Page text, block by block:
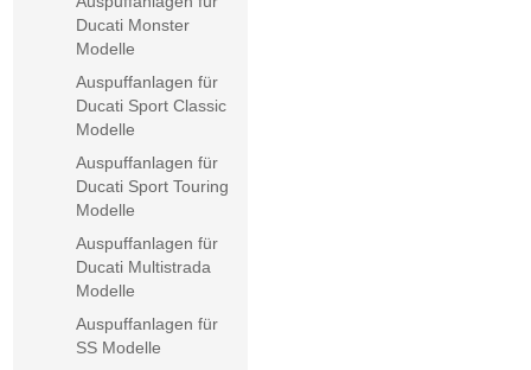
Ducati Monster
Modelle
Auspuffanlagen für
Ducati Sport Classic
Modelle
Auspuffanlagen für
Ducati Sport Touring
Modelle
Auspuffanlagen für
Ducati Multistrada
Modelle
Auspuffanlagen für
SS Modelle